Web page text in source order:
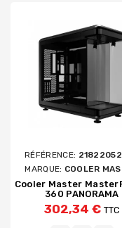
RÉFÉRENCE:
MARQUE: COOLER
Cooler Master
360 PANORAMA
302,34 € TTC